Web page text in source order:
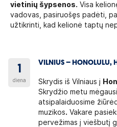
vietinių šypsenos. Visa
vadovas, pasiruošęs padėti,
užtikrinti, kad kelionė taptų
1
diena
VILNIUS – HONOLULU,
Skrydis iš Vilniaus į
Skrydžio metu
atsipalaiduosime
muzikos. Vakare
pervežimas į viešbutį